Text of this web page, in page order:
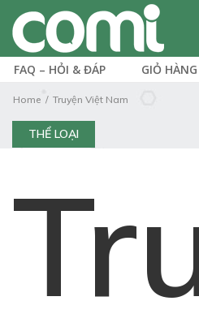
FAQ – HỎI & ĐÁP GIỎ HÀNG
Home Truyện Việt Nam
THỂ LOẠI